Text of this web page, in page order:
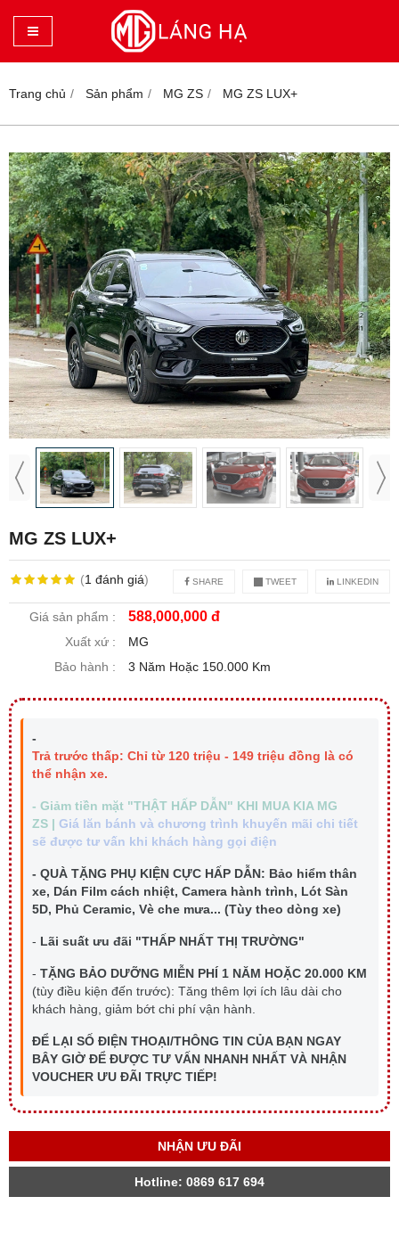
Trang chủ Sản phẩm MG ZS MG ZS LUX+
MG ZS LUX+
(1 đánh giá) SHARE TWEET LINKEDIN
Giá sản phẩm : 588,000,000 đ
Xuất xứ :
MG
Bảo hành :
3 Năm Hoặc 150.000 Km
-
Trả trước thấp: Chỉ từ 120 triệu - 149 triệu đồng là có
thể nhận xe.
- Giảm tiền mặt "THẬT HẤP DẪN" KHI MUA KIA MG
ZS | Giá lăn bánh và chương trình khuyến mãi chi tiết
sẽ được tư vấn khi khách hàng gọi điện
- QUÀ TẶNG PHỤ KIỆN CỰC HẤP DẪN: Bảo hiểm thân
xe, Dán Film cách nhiệt, Camera hành trình, Lót Sàn
5D, Phủ Ceramic, Vè che mưa... (Tùy theo dòng xe)
- Lãi suất ưu đãi "THẤP NHẤT THỊ TRƯỜNG"
- TẶNG BẢO DƯỠNG MIỄN PHÍ 1 NĂM HOẶC 20.000 KM
(tùy điều kiện đến trước): Tăng thêm lợi ích lâu dài cho
khách hàng, giảm bớt chi phí vận hành.
ĐỂ LẠI SỐ ĐIỆN THOẠI/THÔNG TIN CỦA BẠN NGAY
BÂY GIỜ ĐỂ ĐƯỢC TƯ VẤN NHANH NHẤT VÀ NHẬN
VOUCHER ƯU ĐÃI TRỰC TIẾP!
NHẬN ƯU ĐÃI
Hotline: 0869 617 694